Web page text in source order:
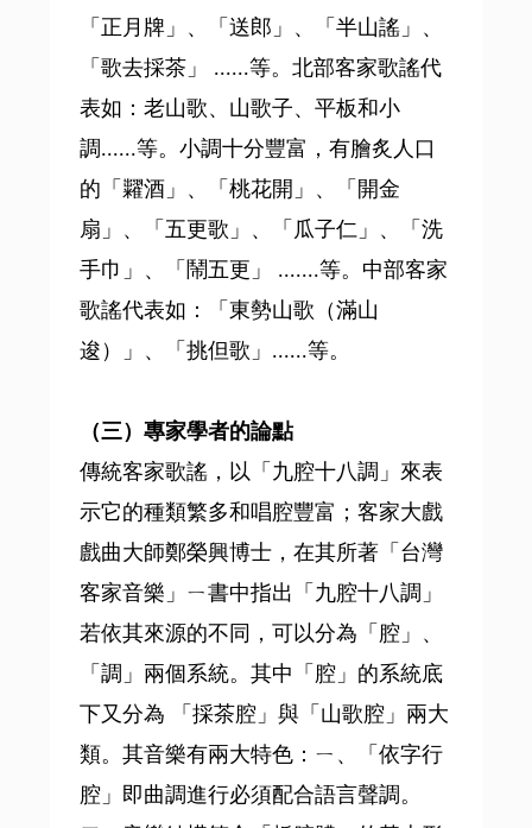
「正月牌」、「送郎」、「半山謠」、
「歌去採茶」 ......等。北部客家歌謠代
表如：老山歌、山歌子、平板和小
調......等。小調十分豐富，有膾炙人口
的「糶酒」、「桃花開」、「開金
扇」、「五更歌」、「瓜子仁」、「洗
手巾」、「鬧五更」 .......等。中部客家
歌謠代表如：「東勢山歌（滿山
逡）」、「挑但歌」......等。
（三）專家學者的論點
傳統客家歌謠，以「九腔十八調」來表
示它的種類繁多和唱腔豐富；客家大戲
戲曲大師鄭榮興博士，在其所著「台灣
客家音樂」ㄧ書中指出「九腔十八調」
若依其來源的不同，可以分為「腔」、
「調」兩個系統。其中「腔」的系統底
下又分為 「採茶腔」與「山歌腔」兩大
類。其音樂有兩大特色：ㄧ、「依字行
腔」即曲調進行必須配合語言聲調。